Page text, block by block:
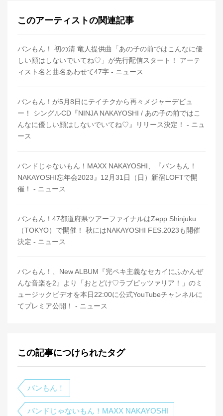
このアーティストの関連記事
バンもん！ 初の清 竜人提供曲「あの子の前ではこんなに優
しい顔はしないでいてね♡」が先行配信スタート！ アーテ
ィスト名と曲名あわせて47字 - ニュース
バンもん！が5月8日にテイチクから再々メジャーデビュ
ー！ シングルCD『NINJA NAKAYOSHI / あの子の前ではこ
んなに優しい顔はしないでいてね♡』リリース決定！ - ニュ
ース
バンドじゃないもん！MAXX NAKAYOSHI、『バンもん！
NAKAYOSHI忘年会2023』12月31日（日）新宿LOFTで開
催！ - ニュース
バンもん！47都道府県ツアーファイナルはZepp Shinjuku
（TOKYO）で開催！ 秋にはNAKAYOSHI FES.2023も開催
決定 - ニュース
バンもん！、New ALBUM『完ペキ主義なセカイにふかんぜ
んな音楽を2』より「おとどけ♡ラブピッツァリア！」のミ
ュージックビデオを本日22:00に公式YouTubeチャンネルに
てプレミア公開！ - ニュース
この記事につけられたタグ
バンもん！
バンドじゃないもん！MAXX NAKAYOSHI